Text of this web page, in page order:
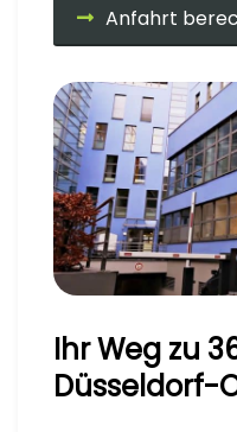
Anfahrt
Ihr Weg zu
Düsseldorf-